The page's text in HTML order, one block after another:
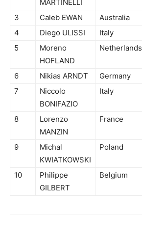
MARTINELLI
3 Caleb EWAN Australia
4
Diego ULISSI Italy
5
Moreno
HOFLAND
Netherlands
6 Nikias ARNDT Germany
7
Niccolo
BONIFAZIO
Italy
8
Lorenzo
MANZIN
France
9
Michal
KWIATKOWSKI
Poland
10
Philippe
GILBERT
Belgium